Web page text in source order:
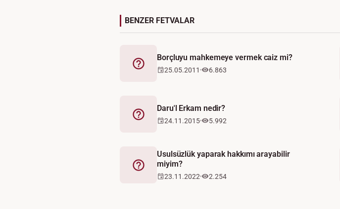
BENZER FETVALAR
Fetva
Borçluyu mahkemeye vermek caiz mi?
25.05.2011 6.863
Fetva
Daru'l Erkam nedir?
24.11.2015 5.992
Fetva
Usulsüzlük yaparak hakkımı arayabilir
miyim?
23.11.2022 2.254